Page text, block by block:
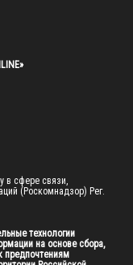
в сфере связи,
(Роскомнадзор) Рег.
технологии
на основе сбора,
предпочтениям